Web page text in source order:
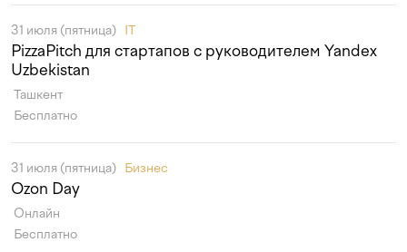
31 июля (пятница) IT
PizzaPitch для стартапов с руководителем Yandex
Uzbekistan
Ташкент
Бесплатно
31 июля (пятница) Бизнес
Ozon Day
Онлайн
Бесплатно